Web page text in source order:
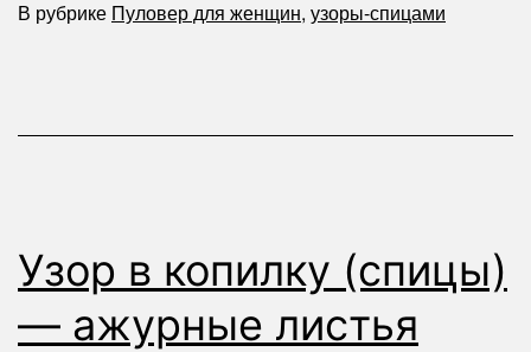
В рубрике Пуловер для женщин, узоры-спицами
Узор в копилку (спицы)
— ажурные листья